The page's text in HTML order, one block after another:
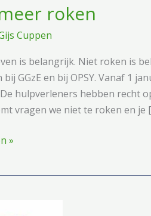
roken
Cuppen
is belangrijk. Niet roken is
GGzE en bij OPSY. Vanaf 1
hulpverleners hebben recht
vragen we niet te roken en je
»